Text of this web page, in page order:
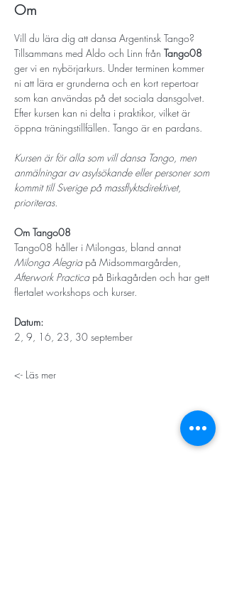
Om
Vill du lära dig att dansa Argentinsk Tango?
Tillsammans med Aldo och Linn från Tango08
ger vi en nybörjarkurs. Under terminen kommer
ni att lära er grunderna och en kort repertoar
som kan användas på det sociala dansgolvet.
Efter kursen kan ni delta i praktikor, vilket är
öppna träningstillfällen. Tango är en pardans.
Kursen är för alla som vill dansa Tango, men
anmälningar av asylsökande eller personer som
kommit till Sverige på massflyktsdirektivet,
prioriteras.
Om Tango08
Tango08 håller i Milongas, bland annat
Milonga Alegria på Midsommargården,
Afterwork Practica på Birkagården och har gett
flertalet workshops och kurser.
Datum:
2, 9, 16, 23, 30 september
Läs mer ->